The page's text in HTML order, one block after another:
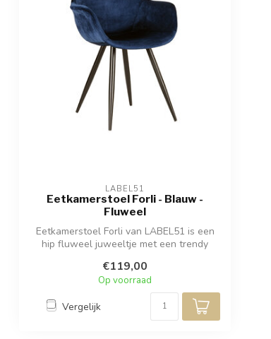
LABEL51
Eetkamerstoel Forli - Blauw -
Fluweel
Eetkamerstoel Forli van LABEL51 is een
hip fluweel juweeltje met een trendy
€119,00
Op voorraad
Vergelijk